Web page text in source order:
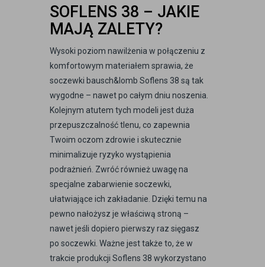
SOFLENS 38 – JAKIE
MAJĄ ZALETY?
Wysoki poziom nawilżenia w połączeniu z
komfortowym materiałem sprawia, że
soczewki bausch&lomb Soflens 38 są tak
wygodne – nawet po całym dniu noszenia.
Kolejnym atutem tych modeli jest duża
przepuszczalność tlenu, co zapewnia
Twoim oczom zdrowie i skutecznie
minimalizuje ryzyko wystąpienia
podrażnień. Zwróć również uwagę na
specjalne zabarwienie soczewki,
ułatwiające ich zakładanie. Dzięki temu na
pewno nałożysz je właściwą stroną –
nawet jeśli dopiero pierwszy raz sięgasz
po soczewki. Ważne jest także to, że w
trakcie produkcji Soflens 38 wykorzystano